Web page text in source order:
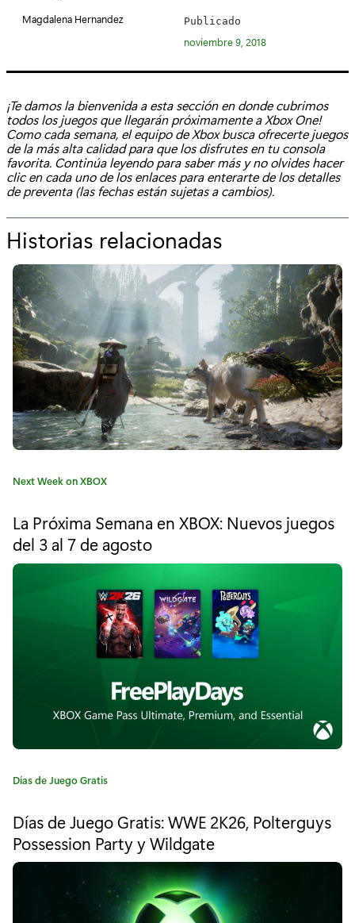
í
:
Magdalena Hernandez Publicado
noviembre 9, 2018
¡Te damos la bienvenida a esta sección en donde cubrimos
todos los juegos que llegarán próximamente a Xbox One!
Como cada semana, el equipo de Xbox busca ofrecerte juegos
de la más alta calidad para que los disfrutes en tu consola
favorita. Continúa leyendo para saber más y no olvides hacer
clic en cada uno de los enlaces para enterarte de los detalles
de preventa (las fechas están sujetas a cambios).
Historias relacionadas
o
r
"
L
a
p
r
i
a
s
e
m
a
n
a
n
X
b
o
C
e
g
o
Next Week on XBOX
La Próxima Semana en XBOX: Nuevos juegos
del 3 al 7 de agosto
C
e
g
o
Días de Juego Gratis
Días de Juego Gratis: WWE 2K26, Polterguys
Possession Party y Wildgate